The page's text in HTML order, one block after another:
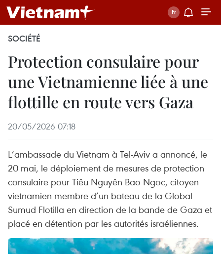
SOCIÉTÉ
Protection consulaire pour
une Vietnamienne liée à une
flottille en route vers Gaza
20/05/2026 07:18
L’ambassade du Vietnam à Tel‑Aviv a annoncé, le
20 mai, le déploiement de mesures de protection
consulaire pour Tiêu Nguyên Bao Ngoc, citoyen
vietnamien membre d’un bateau de la Global
Sumud Flotilla en direction de la bande de Gaza et
placé en détention par les autorités israéliennes.